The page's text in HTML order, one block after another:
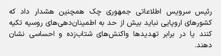
رئیس سرویس اطلاعاتی جمهوری چک همچنین هشدار داد که
کشور‌های اروپایی نباید بیش از حد به اطمینان‌دهی‌های روسیه تکیه
کنند یا در برابر تهدید‌ها واکنش‌های شتاب‌زده و احساسی نشان
دهند.